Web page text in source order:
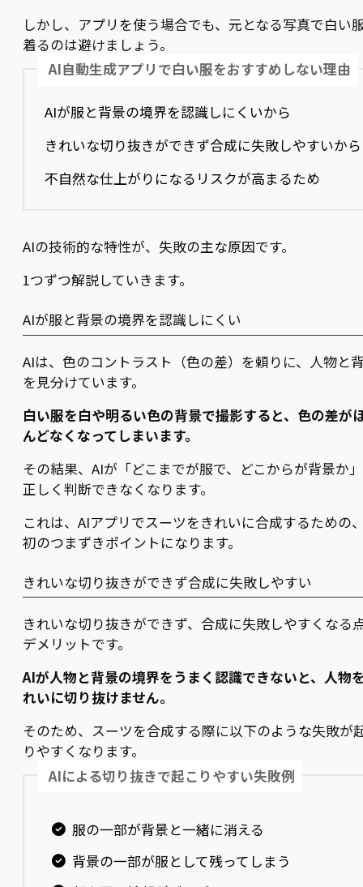
しかし、アプリを使う場合でも、元となる写真で白い
着るのは避けましょう。
AI自動生成アプリで白い服をおすすめしない理由
AIが服と背景の境界を認識しにくいから
きれいな切り抜きができず合成に失敗しやすいから
不自然な仕上がりになるリスクが高まるため
AIの技術的な特性が、失敗の主な原因です。
1つずつ解説していきます。
AIが服と背景の境界を認識しにくい
AIは、色のコントラスト（色の差）を頼りに、人物と
を見分けています。
白い服を白や明るい色の背景で撮影すると、色の差が
んどなくなってしまいます。
その結果、AIが「どこまでが服で、どこからが背景か
正しく判断できなくなります。
これは、AIアプリでスーツをきれいに合成するための
初のつまずきポイントになります。
きれいな切り抜きができず合成に失敗しやすい
きれいな切り抜きができず、合成に失敗しやすくなる
デメリットです。
AIが人物と背景の境界をうまく認識できないと、人物
れいに切り抜けません。
そのため、スーツを合成する際に以下のような失敗が
りやすくなります。
AIによる切り抜きで起こりやすい失敗例
服の一部が背景と一緒に消える
背景の一部が服として残ってしまう